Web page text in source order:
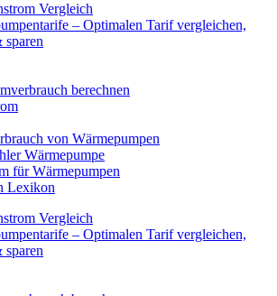
Vergleich
– Optimalen Tarif vergleichen,
berechnen
von Wärmepumpen
Wärmepumpe
für Wärmepumpen
Lexikon
Vergleich
– Optimalen Tarif vergleichen,